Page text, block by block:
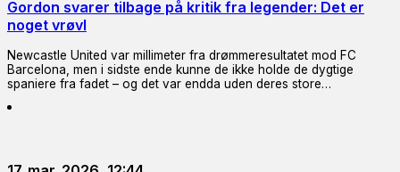
Gordon svarer tilbage på kritik fra legender: Det er
noget vrøvl
Newcastle United var millimeter fra drømmeresultatet mod FC
Barcelona, men i sidste ende kunne de ikke holde de dygtige
spaniere fra fadet – og det var endda uden deres store…